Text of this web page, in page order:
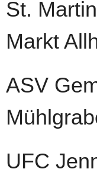
St.
Markt
ASV
UFC